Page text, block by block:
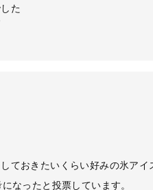
た
ておきたいくらい好みの氷アイ
なったと投票しています。